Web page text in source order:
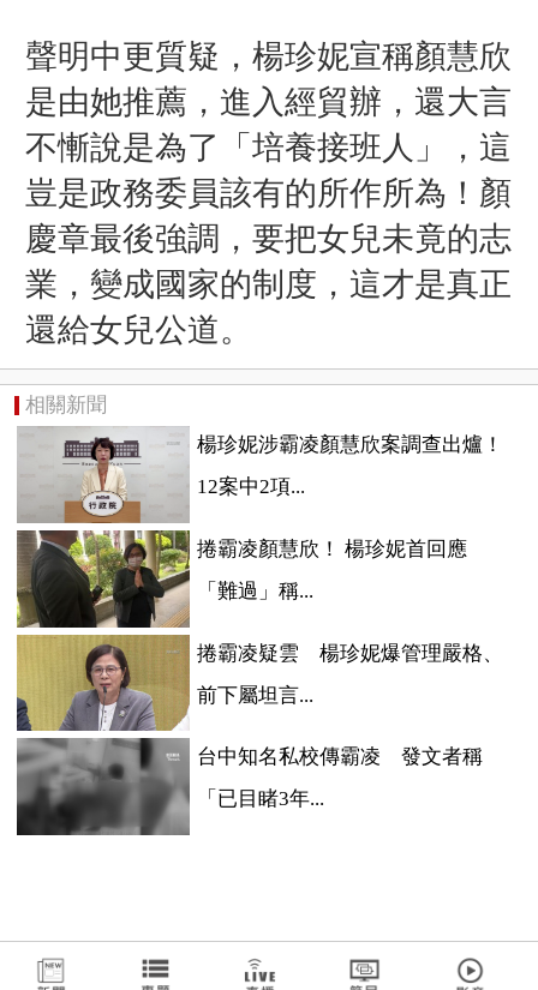
聲明中更質疑，楊珍妮宣稱顏慧欣
是由她推薦，進入經貿辦，還大言
不慚說是為了「培養接班人」，這
豈是政務委員該有的所作所為！顏
慶章最後強調，要把女兒未竟的志
業，變成國家的制度，這才是真正
還給女兒公道。
相關新聞
楊珍妮涉霸凌顏慧欣案調查出爐！
12案中2項...
捲霸凌顏慧欣！ 楊珍妮首回應
「難過」稱...
捲霸凌疑雲 楊珍妮爆管理嚴格、
前下屬坦言...
台中知名私校傳霸凌 發文者稱
「已目睹3年...